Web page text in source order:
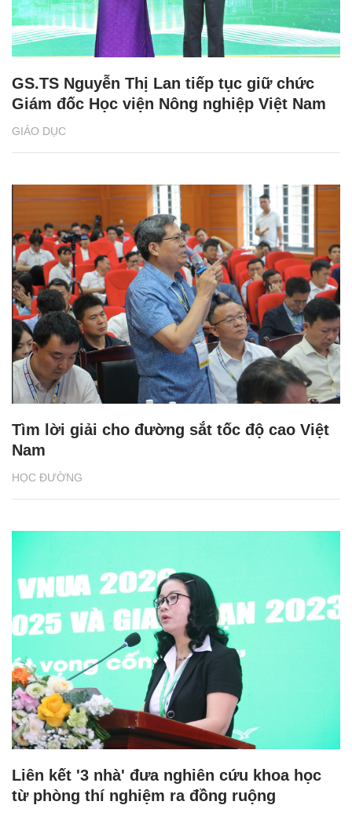
GIÁO DỤC
GS.TS Nguyễn Thị Lan tiếp tục giữ chức
Giám đốc Học viện Nông nghiệp Việt Nam
HỌC ĐƯỜNG
Tìm lời giải cho đường sắt tốc độ cao Việt
Nam
Liên kết '3 nhà' đưa nghiên cứu khoa học
từ phòng thí nghiệm ra đồng ruộng